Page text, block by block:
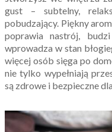
gust – subtelny,
pobudzający. Piękny
poprawia nastrój,
wprowadza w stan
więcej osób sięga po
nie tylko wypełniają
są zdrowe i bezpieczne